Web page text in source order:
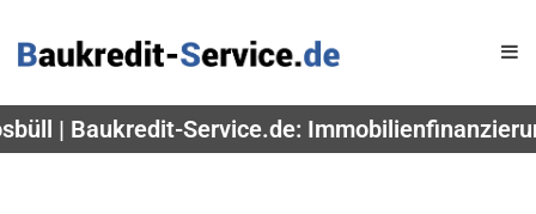
| Baukredit-Service.de: